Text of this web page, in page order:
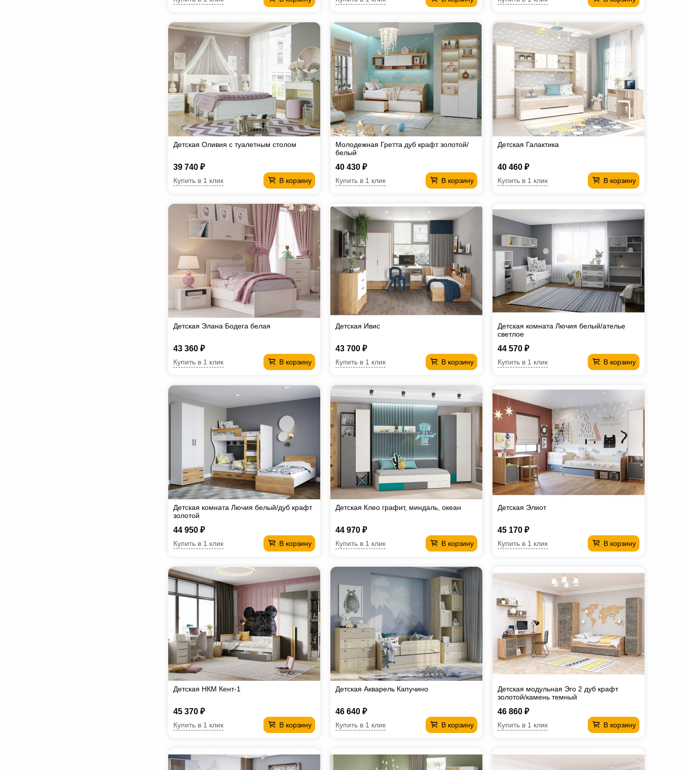
Детская Оливия с туалетным столом
39 740 ₽
В корзину
Купить в 1 клик
Молодежная Гретта дуб крафт золотой/
белый
40 430 ₽
В корзину
Купить в 1 клик
Детская Галактика
40 460 ₽
В корзину
Купить в 1 клик
Детская Элана Бодега белая
43 360 ₽
В корзину
Купить в 1 клик
Детская Ивис
43 700 ₽
В корзину
Купить в 1 клик
Детская комната Лючия белый/ателье
светлое
44 570 ₽
В корзину
Купить в 1 клик
Детская комната Лючия белый/дуб крафт
золотой
44 950 ₽
В корзину
Купить в 1 клик
Детская Клео графит, миндаль, океан
44 970 ₽
В корзину
Купить в 1 клик
Детская Элиот
45 170 ₽
В корзину
Купить в 1 клик
Детская НКМ Кент-1
45 370 ₽
В корзину
Купить в 1 клик
Детская Акварель Капучино
46 640 ₽
В корзину
Купить в 1 клик
Детская модульная Эго 2 дуб крафт
золотой/камень темный
46 860 ₽
В корзину
Купить в 1 клик